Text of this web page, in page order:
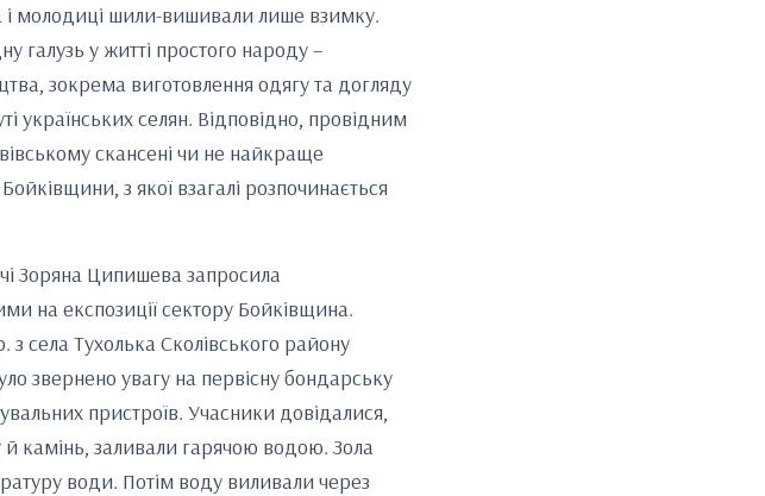
і молодиці шили-вишивали лише взимку.
галузь у житті простого народу –
зокрема виготовлення одягу та догляду
українських селян. Відповідно, провідним
скансені чи не найкраще
з якої взагалі розпочинається
Зоряна Ципишева запросила
на експозиції сектору Бойківщина.
села Тухолька Сколівського району
звернено увагу на первісну бондарську
пристроїв. Учасники довідалися,
камінь, заливали гарячою водою. Зола
води. Потім воду виливали через